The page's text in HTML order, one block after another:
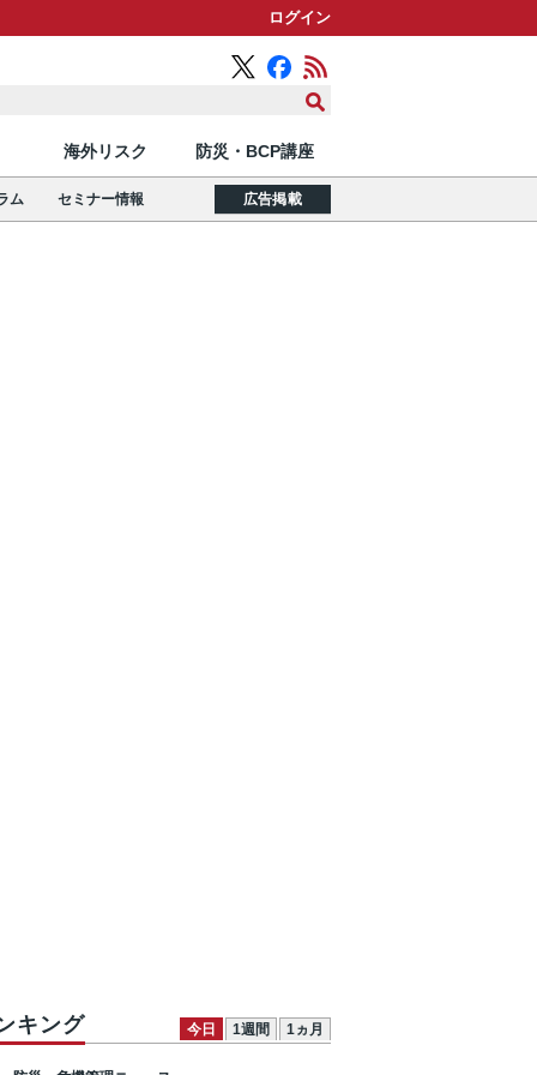
ログイン
海外リスク 防災・BCP講座
ム セミナー情報 広告掲載
キング 今日 1週間 1ヵ月